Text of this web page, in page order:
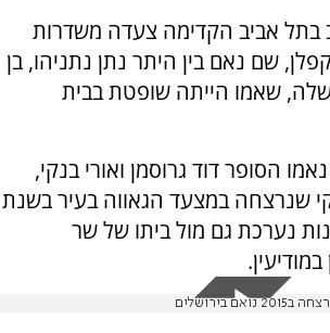
אביב הקדימה צעדה משדרות
שם נאם בין היתר נתן נתניהו, בן
שאמו הייתה שופטת בבית
הסופר דוד גרוסמן ואורי בנקי,
שנרצחה במצעד הגאווה בעיר בשנת
נערכת גם מול ביתו של שר
בירושלים